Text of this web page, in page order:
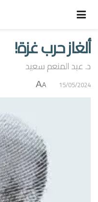
ألغاز حرب غزة!
د. عبد المنعم سعيد
15/05/2024
A
A